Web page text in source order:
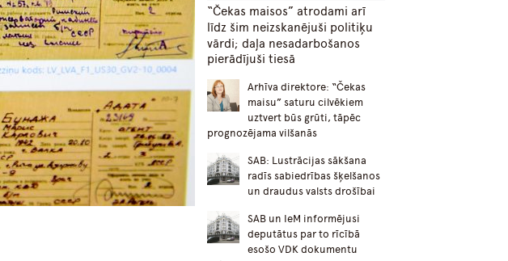
“Čekas maisos” atrodami arī
līdz šim neizskanējuši politiķu
vārdi; daļa nesadarbošanos
pierādījuši tiesā
Arhīva direktore: “Čekas
maisu” saturu cilvēkiem
uztvert būs grūti, tāpēc
prognozējama vilšanās
SAB: Lustrācijas sākšana
radīs sabiedrības šķelšanos
un draudus valsts drošībai
SAB un IeM informējusi
deputātus par to rīcībā
esošo VDK dokumentu